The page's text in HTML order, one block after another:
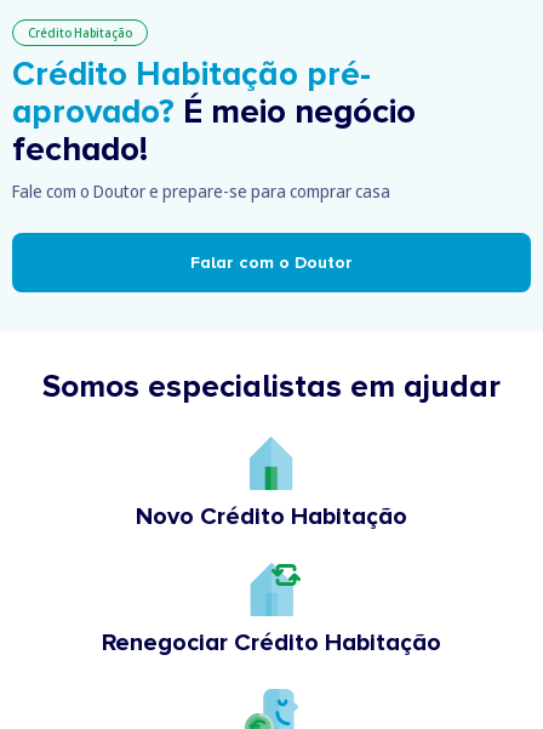
Crédito Habitação
Crédito Habitação pré-
aprovado? É meio negócio
fechado!
Fale com o Doutor e prepare-se para comprar casa
Falar com o Doutor
Somos especialistas em ajudar
Novo Crédito Habitação
Renegociar Crédito Habitação